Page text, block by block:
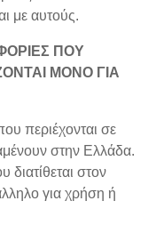
με αυτούς.
ΠΟΥ
ΜΟΝΟ ΓΙΑ
περιέχονται σε
στην Ελλάδα.
στον
για χρήση ή